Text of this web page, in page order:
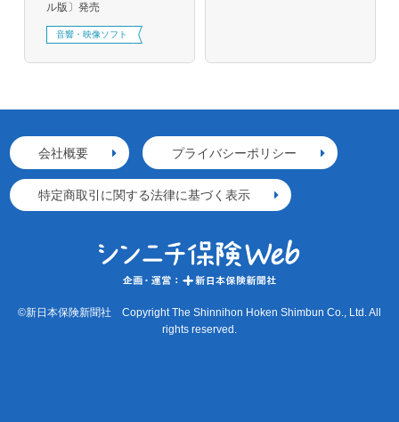
ル版〕発売
音響・映像ソフト
会社概要 プライバシーポリシー
特定商取引に関する法律に基づく表示
©新日本保険新聞社 Copyright The Shinnihon Hoken Shimbun Co., Ltd. All
rights reserved.